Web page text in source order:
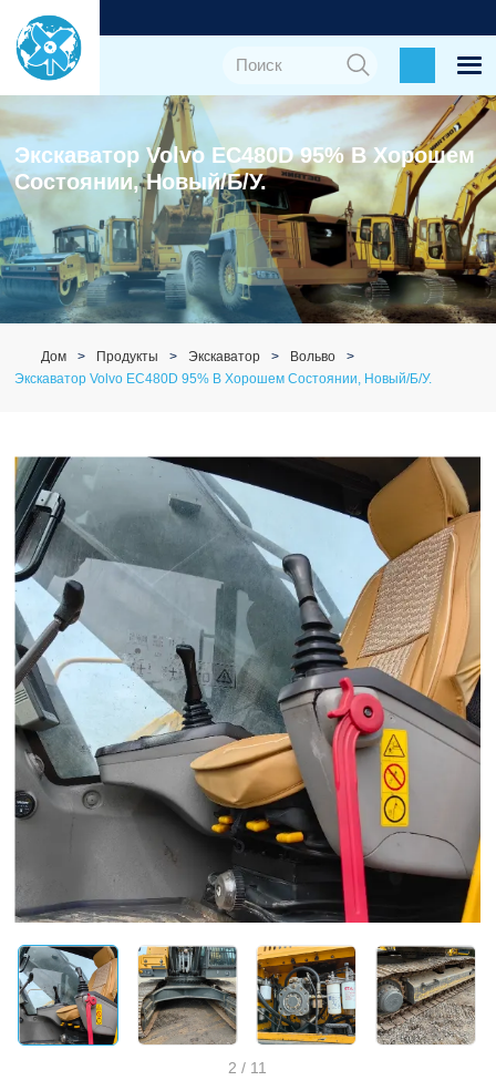
Экскаватор Volvo EC480D 95% В Хорошем
Состоянии, Новый/б/у.
Дом Продукты Экскаватор
Вольво
Экскаватор Volvo EC480D 95% В Хорошем Состоянии, Новый/б/у.
2 / 11